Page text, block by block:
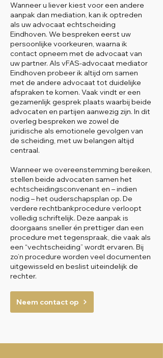
Wanneer u liever kiest voor een andere
aanpak dan mediation, kan ik optreden
als uw advocaat echtscheiding
Eindhoven. We bespreken eerst uw
persoonlijke voorkeuren, waarna ik
contact opneem met de advocaat van
uw partner. Als vFAS-advocaat mediator
Eindhoven probeer ik altijd om samen
met de andere advocaat tot duidelijke
afspraken te komen. Vaak vindt er een
gezamenlijk gesprek plaats waarbij beide
advocaten en partijen aanwezig zijn. In dit
overleg bespreken we zowel de
juridische als emotionele gevolgen van
de scheiding, met uw belangen altijd
centraal.
Wanneer we overeenstemming bereiken,
stellen beide advocaten samen het
echtscheidingsconvenant en – indien
nodig – het ouderschapsplan op. De
verdere rechtbankprocedure verloopt
volledig schriftelijk. Deze aanpak is
doorgaans sneller én prettiger dan een
procedure met tegenspraak, die vaak als
een “vechtscheiding” wordt ervaren. Bij
zo’n procedure worden veel documenten
uitgewisseld en beslist uiteindelijk de
rechter.
Neem contact op